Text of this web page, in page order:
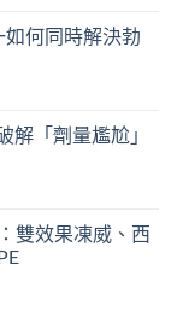
何同時解決勃
解「劑量尷尬」
雙效果凍威、西